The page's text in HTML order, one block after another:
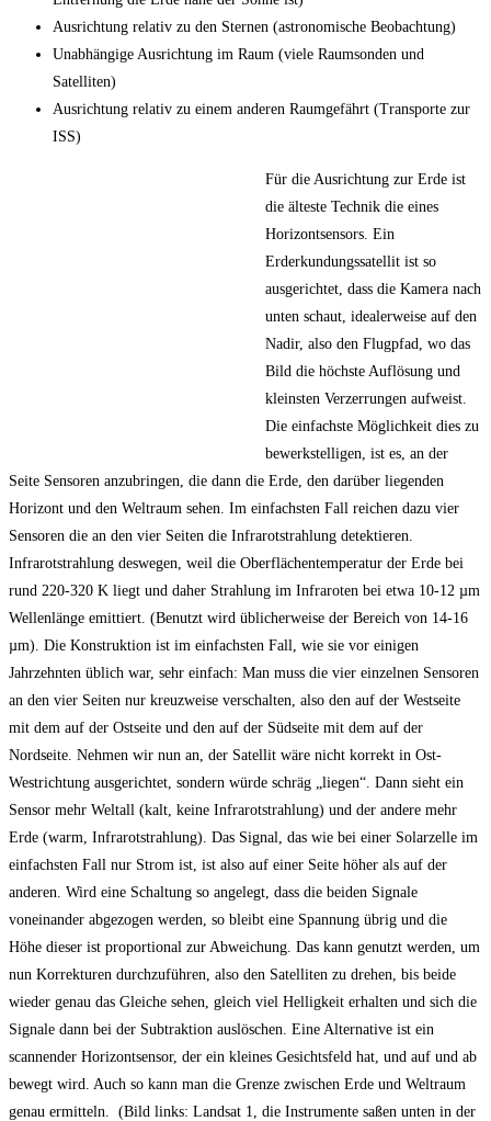
Ausrichtung relativ zu den Sternen (astronomische Beobachtung)
Unabhängige Ausrichtung im Raum (viele Raumsonden und
Satelliten)
Ausrichtung relativ zu einem anderen Raumgefährt (Transporte zur
ISS)
Für die Ausrichtung zur Erde ist
die älteste Technik die eines
Horizontsensors. Ein
Erderkundungssatellit ist so
ausgerichtet, dass die Kamera nach
unten schaut, idealerweise auf den
Nadir, also den Flugpfad, wo das
Bild die höchste Auflösung und
kleinsten Verzerrungen aufweist.
Die einfachste Möglichkeit dies zu
bewerkstelligen, ist es, an der
Seite Sensoren anzubringen, die dann die Erde, den darüber liegenden
Horizont und den Weltraum sehen. Im einfachsten Fall reichen dazu vier
Sensoren die an den vier Seiten die Infrarotstrahlung detektieren.
Infrarotstrahlung deswegen, weil die Oberflächentemperatur der Erde bei
rund 220-320 K liegt und daher Strahlung im Infraroten bei etwa 10-12 µm
Wellenlänge emittiert. (Benutzt wird üblicherweise der Bereich von 14-16
µm). Die Konstruktion ist im einfachsten Fall, wie sie vor einigen
Jahrzehnten üblich war, sehr einfach: Man muss die vier einzelnen Sensoren
an den vier Seiten nur kreuzweise verschalten, also den auf der Westseite
mit dem auf der Ostseite und den auf der Südseite mit dem auf der
Nordseite. Nehmen wir nun an, der Satellit wäre nicht korrekt in Ost-
Westrichtung ausgerichtet, sondern würde schräg „liegen“. Dann sieht ein
Sensor mehr Weltall (kalt, keine Infrarotstrahlung) und der andere mehr
Erde (warm, Infrarotstrahlung). Das Signal, das wie bei einer Solarzelle im
einfachsten Fall nur Strom ist, ist also auf einer Seite höher als auf der
anderen. Wird eine Schaltung so angelegt, dass die beiden Signale
voneinander abgezogen werden, so bleibt eine Spannung übrig und die
Höhe dieser ist proportional zur Abweichung. Das kann genutzt werden, um
nun Korrekturen durchzuführen, also den Satelliten zu drehen, bis beide
wieder genau das Gleiche sehen, gleich viel Helligkeit erhalten und sich die
Signale dann bei der Subtraktion auslöschen. Eine Alternative ist ein
scannender Horizontsensor, der ein kleines Gesichtsfeld hat, und auf und ab
bewegt wird. Auch so kann man die Grenze zwischen Erde und Weltraum
genau ermitteln. (Bild links: Landsat 1, die Instrumente saßen unten in der